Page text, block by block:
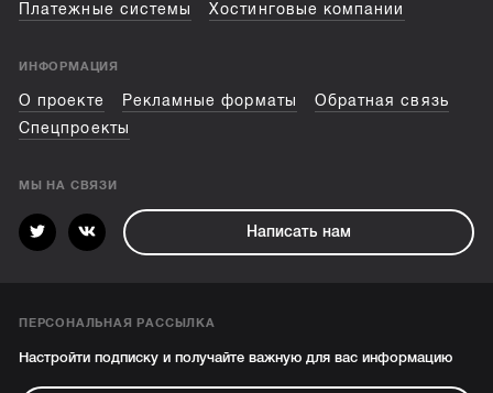
Платежные системы
Хостинговые компании
ИНФОРМАЦИЯ
О проекте Рекламные форматы
Обратная связь
Спецпроекты
МЫ НА СВЯЗИ
Написать нам
ПЕРСОНАЛЬНАЯ РАССЫЛКА
Настройти подписку и получайте важную для вас информацию